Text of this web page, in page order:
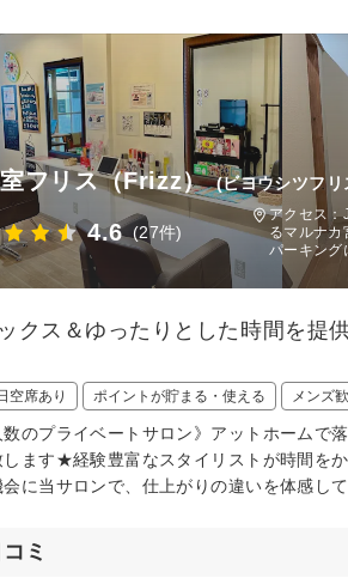
フリス（Frizz） (ビヨウシツフリ
4.6 (27件)
アクセス：
るマルナカ
パーキング
クス＆ゆったりとした時間を提
空席あり ポイントが貯まる・使える メンズ
数のプライベートサロン》アットホーム
します★経験豊富なスタイリストが時間を
会に当サロンで、仕上がりの違いを体感し
ミ